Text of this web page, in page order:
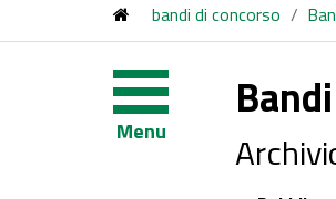
bandi di concorso /
Menu